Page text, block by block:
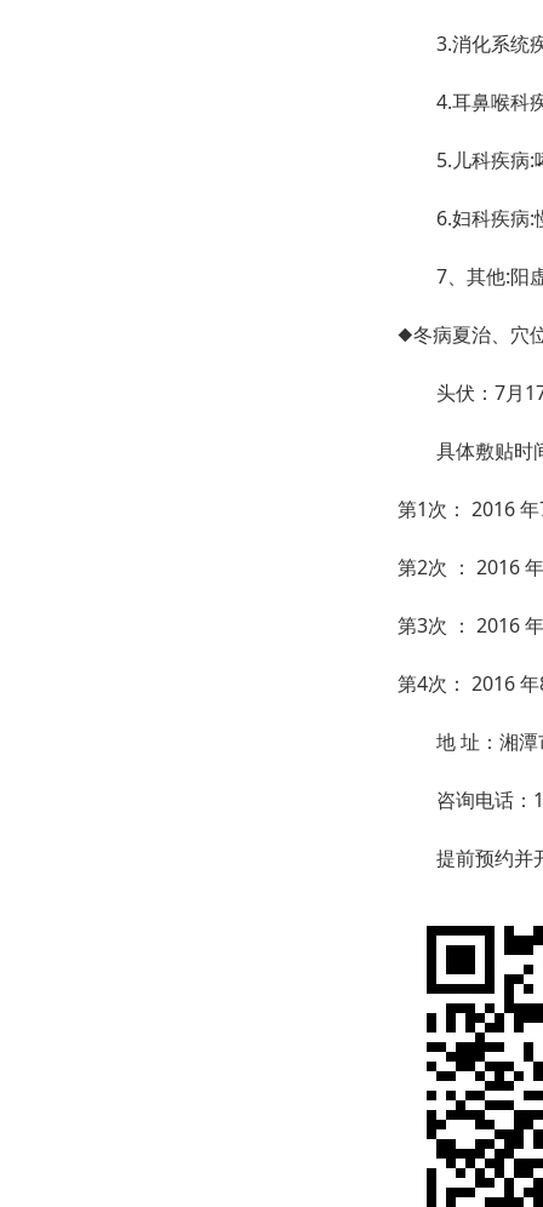
3.消化系统疾
4.耳鼻喉科疾
5.儿科疾病:哮
6.妇科疾病:
7、其他:阳虚
◆冬病夏治、穴
头伏：7月17
具体敷贴时
第1次： 2016
第2次 ： 2016
第3次 ： 2016
第4次： 2016
地 址：湘潭
咨询电话：
提前预约并